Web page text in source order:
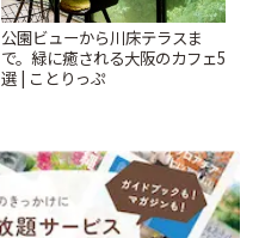
公園ビューから川床テラスま
で。緑に癒される大阪のカフェ5
選 | ことりっぷ